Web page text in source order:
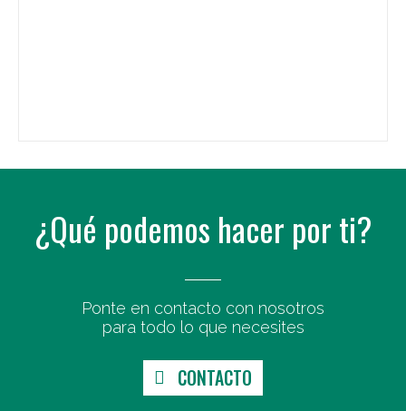
¿Qué podemos hacer por ti?
Ponte en contacto con nosotros
para todo lo que necesites
CONTACTO